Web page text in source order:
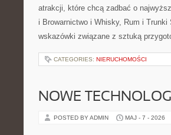
atrakcji, które chcą zadbać o
i Browarnictwo i Whisky, Rum i
wskazówki związane z sztuką
CATEGORIES: NIERUCHOMOŚCI
NOWE
POSTED BY ADMIN MAJ - 7 - 2026